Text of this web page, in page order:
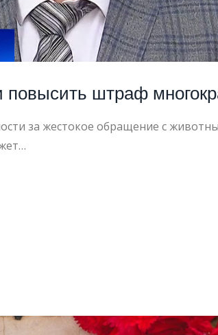
повысить штраф
за жестокое обращение с